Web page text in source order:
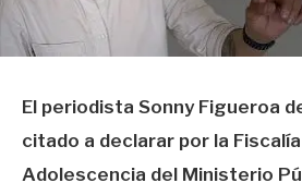
El periodista Sonny Figueroa
citado a declarar por la
Adolescencia del Ministerio